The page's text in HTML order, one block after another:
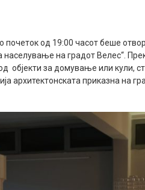
почеток од 19:00 часот беше
на градот Велес“.
објекти за домување или кули,
архитектонската приказна на